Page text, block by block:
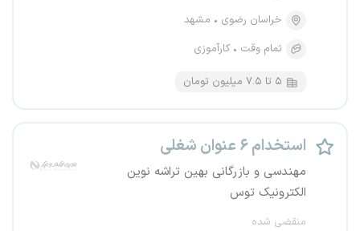
خراسان رضوی
مشهد
تمام وقت
کارآموزی
۵ تا ۷.۵ میلیون تومان
استخدام ۶ عنوان شغلی
مهندسی و بازرگانی بهین تراشه نوین
الکترونیک توس
منقضی شده